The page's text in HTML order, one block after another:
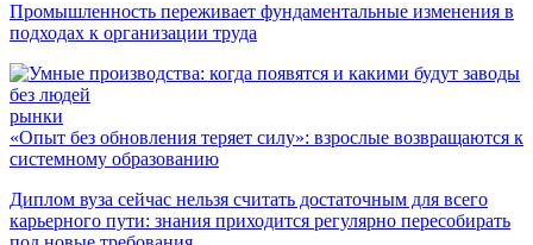
Промышленность переживает фундаментальные изменения в
подходах к организации труда
рынки
«Опыт без обновления теряет силу»: взрослые возвращаются к
системному образованию
Диплом вуза сейчас нельзя считать достаточным для всего
карьерного пути: знания приходится регулярно пересобирать